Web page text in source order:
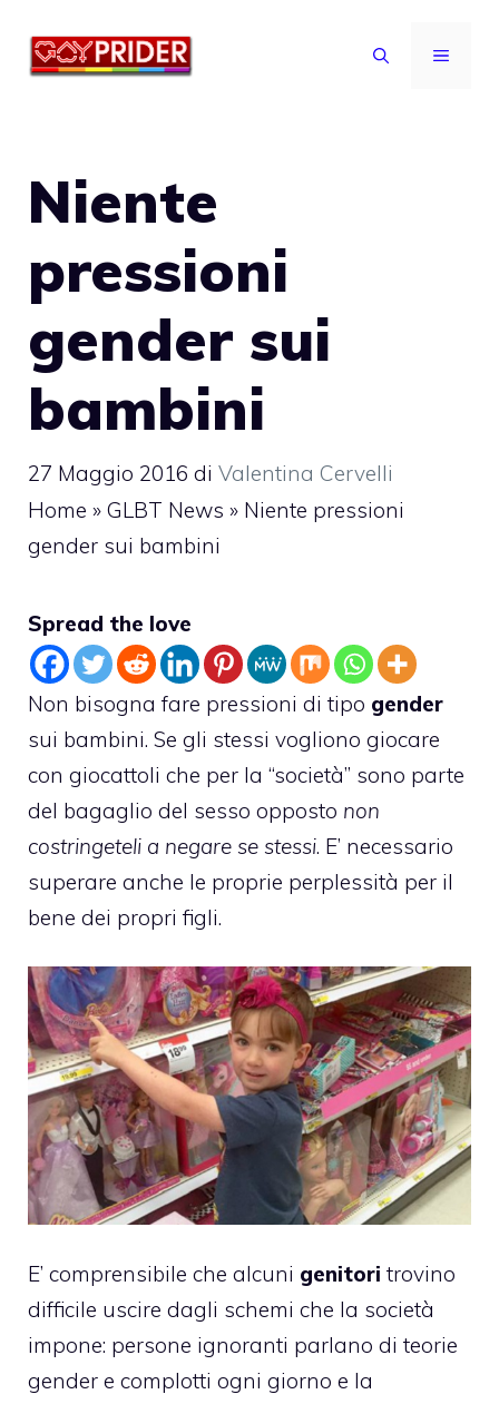
MENU
Niente
pressioni
gender sui
bambini
27 Maggio 2016 di Valentina Cervelli
Home » GLBT News » Niente pressioni
gender sui bambini
Spread the love
Non bisogna fare pressioni di tipo gender
sui bambini. Se gli stessi vogliono giocare
con giocattoli che per la “società” sono parte
del bagaglio del sesso opposto non
costringeteli a negare se stessi. E’ necessario
superare anche le proprie perplessità per il
bene dei propri figli.
E’ comprensibile che alcuni genitori trovino
difficile uscire dagli schemi che la società
impone: persone ignoranti parlano di teorie
gender e complotti ogni giorno e la